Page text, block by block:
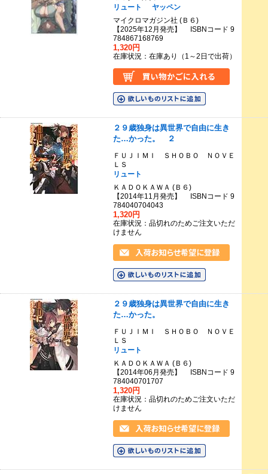
リュート
ヤッペン
マイクロマガジン社 (Ｂ６)
【2025年12月発売】 ISBNコード 9
784867168769
1,320円
在庫状況：在庫あり（1～2日で出荷）
２９歳独身は異世界で自由に生き
た…かった。 ２
ＦＵＪＩＭＩ ＳＨＯＢＯ ＮＯＶＥ
ＬＳ
リュート
ＫＡＤＯＫＡＷＡ (Ｂ６)
【2014年11月発売】 ISBNコード 9
784040704043
1,320円
在庫状況：品切れのためご注文いただ
けません
２９歳独身は異世界で自由に生き
た…かった。
ＦＵＪＩＭＩ ＳＨＯＢＯ ＮＯＶＥ
ＬＳ
リュート
ＫＡＤＯＫＡＷＡ (Ｂ６)
【2014年06月発売】 ISBNコード 9
784040701707
1,320円
在庫状況：品切れのためご注文いただ
けません